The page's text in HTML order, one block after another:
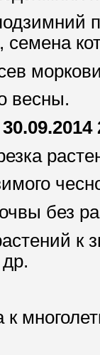
семена
весны.
без
к
к